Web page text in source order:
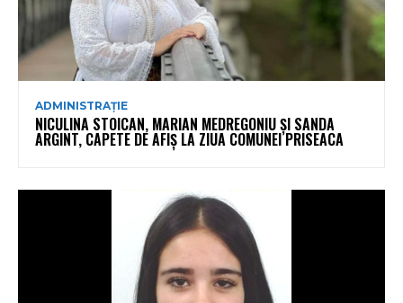
ADMINISTRAȚIE
NICULINA STOICAN, MARIAN MEDREGONIU ȘI SANDA
ARGINT, CAPETE DE AFIȘ LA ZIUA COMUNEI PRISEACA